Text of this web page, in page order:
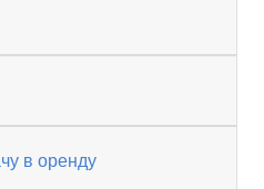
в оренду